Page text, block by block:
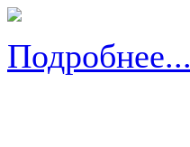
Подробнее...